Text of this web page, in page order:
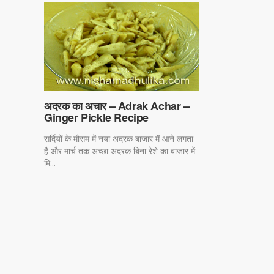
अदरक का अचार – Adrak Achar –
Ginger Pickle Recipe
सर्दियों के मौसम में नया अदरक बाजार में आने लगता
है और मार्च तक अच्छा अदरक बिना रेशे का बाजार में
मि...